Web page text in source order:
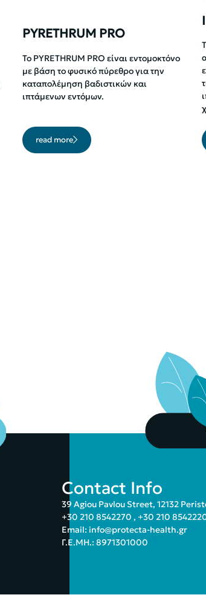
PYRETHRUM PRO
Το PYRETHRUM PRO είναι εντομοκτόνο
με βάση το φυσικό πύρεθρο για την
καταπολέμηση βαδιστικών και
ιπτάμενων εντόμων.
read more
Contact Info
39 Agiou Pavlou Street, 12132
+30 210 8542270, +30 210
Email: info@protecta-health.gr
Γ.Ε.ΜΗ.: 8971301000